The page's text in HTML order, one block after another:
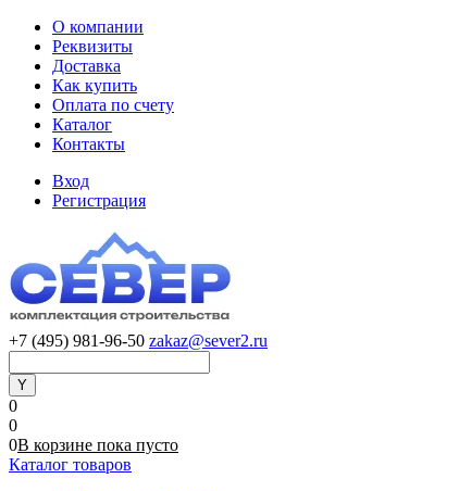
О компании
Реквизиты
Доставка
Как купить
Оплата по счету
Каталог
Контакты
Вход
Регистрация
+7 (495) 981-96-50 zakaz@sever2.ru
0
0
0В корзине пока пусто
Каталог товаров